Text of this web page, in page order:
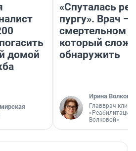
домой
«Спуталась
пургу». Врач —
смертельном
который
обнаружить
Ирина Волкова
Главврач
«Реабилитация
Волковой»